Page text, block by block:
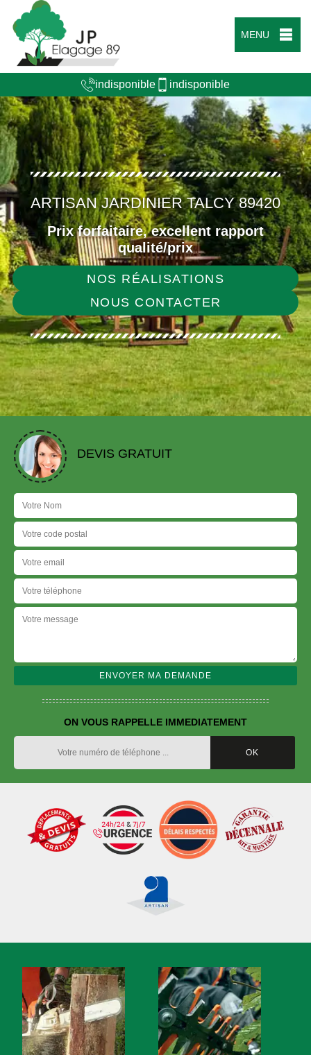
MENU
indisponible indisponible
ARTISAN JARDINIER TALCY 89420
Prix forfaitaire, excellent rapport
qualité/prix
NOS RÉALISATIONS
NOUS CONTACTER
DEVIS GRATUIT
ON VOUS RAPPELLE IMMEDIATEMENT